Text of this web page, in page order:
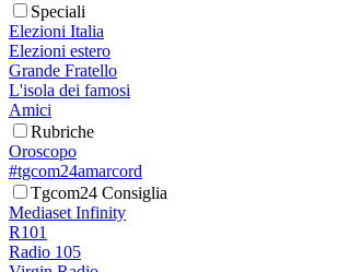
Speciali
Elezioni Italia
Elezioni estero
Grande Fratello
L'isola dei famosi
Amici
Rubriche
Oroscopo
#tgcom24amarcord
Tgcom24 Consiglia
Mediaset Infinity
R101
Radio 105